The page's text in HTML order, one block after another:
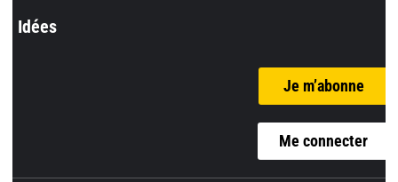
Idées
Je m’abonne
Me connecter